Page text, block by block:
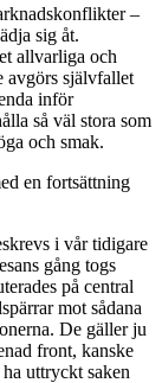
–
sig åt.
allvarliga och
avgörs självfallet
inför
så väl stora som
och smak.
en fortsättning
i vår tidigare
gång togs
på central
mot sådana
De gäller ju
front, kanske
uttryckt saken